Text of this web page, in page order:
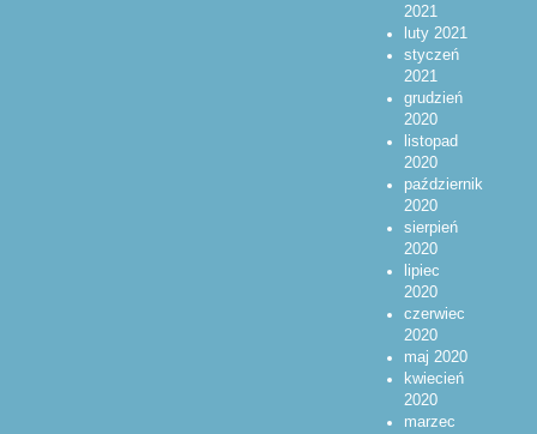
2021
luty 2021
styczeń
2021
grudzień
2020
listopad
2020
październik
2020
sierpień
2020
lipiec
2020
czerwiec
2020
maj 2020
kwiecień
2020
marzec